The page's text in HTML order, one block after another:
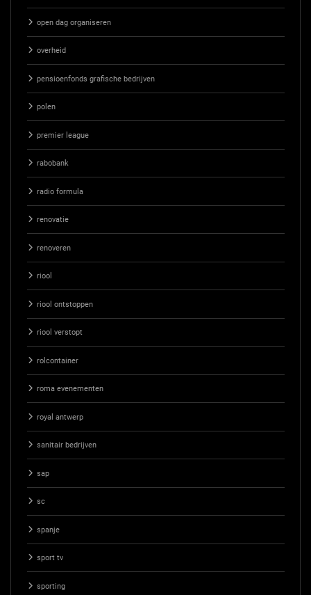
open dag organiseren
overheid
pensioenfonds grafische bedrijven
polen
premier league
rabobank
radio formula
renovatie
renoveren
riool
riool ontstoppen
riool verstopt
rolcontainer
roma evenementen
royal antwerp
sanitair bedrijven
sap
sc
spanje
sport tv
sporting